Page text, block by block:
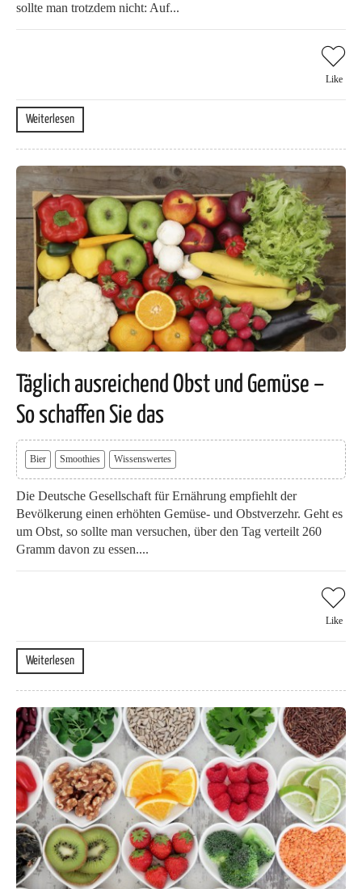
sollte man trotzdem nicht: Auf...
Like
Weiterlesen
Täglich ausreichend Obst und Gemüse –
So schaffen Sie das
Bier Smoothies Wissenswertes
Die Deutsche Gesellschaft für Ernährung empfiehlt der
Bevölkerung einen erhöhten Gemüse- und Obstverzehr. Geht es
um Obst, so sollte man versuchen, über den Tag verteilt 260
Gramm davon zu essen....
Like
Weiterlesen